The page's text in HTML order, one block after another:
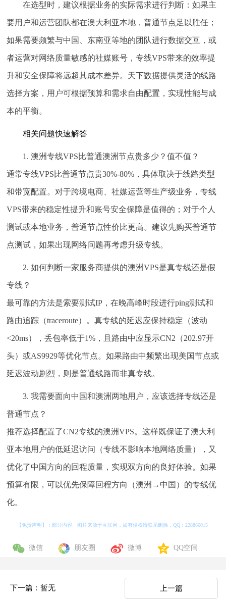
在选型时，建议根据业务的实际需求进行判断：如果主
要用户和运营团队都在澳大利亚本地，普通节点足以胜任；
如果需要频繁与中国、东南亚等地的团队进行数据交互，或
者运营对网络质量敏感的社媒账号，专线VPS带来的效率提
升和安全保障将远超其成本差异。天下数据提供灵活的线路
选择方案，用户可根据预算和需求自由配置，实现性能与成
本的平衡。
相关问题快速解答
1. 澳洲专线VPS比普通澳洲节点贵多少？值不值？
通常专线VPS比普通节点贵30%-80%，具体取决于线路类型
和带宽配置。对于跨境电商、社媒运营等生产级业务，专线
VPS带来的稳定性提升和账号安全保障是值得的；对于个人
测试或本地业务，普通节点性价比更高。建议先购买普通节
点测试，如果出现网络问题再考虑升级专线。
2. 如何判断一家服务商提供的澳洲VPS是真专线还是假
专线？
最可靠的方法是索要测试IP，在晚高峰时段进行ping测试和
路由追踪（traceroute）。真专线的延迟应保持稳定（波动
<20ms），丢包率低于1%，且路由中应显示CN2（202.97开
头）或AS9929等优化节点。如果路由中频繁出现美国节点或
延迟波动剧烈，则是普通线路而非真专线。
3. 我需要面向中国和澳洲两地用户，应该选择专线还是
普通节点？
推荐选择配置了CN2专线的澳洲VPS。这样既保证了澳大利
亚本地用户的低延迟访问（专线不影响本地网络质量），又
优化了中国方向的回程质量，实现双方向的良好体验。如果
预算有限，可以优先保障回程方向（澳洲→中国）的专线优
化。
【免责声明】：部分内容、图片来源于互联网，如有侵权请联系删除，QQ：228866015
微信 朋友圈 微博 QQ空间
下一篇：暂无 上一篇